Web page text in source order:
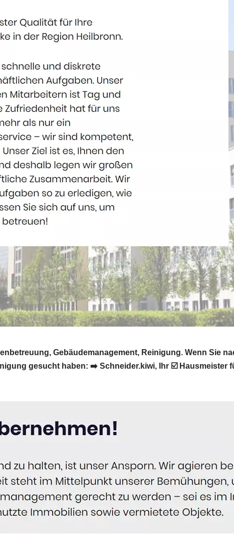
Gebäudemanagement, Reinigung. Wenn Sie
gesucht haben: ➡️ Schneider.kiwi, Ihr ☑️ Hausmeister